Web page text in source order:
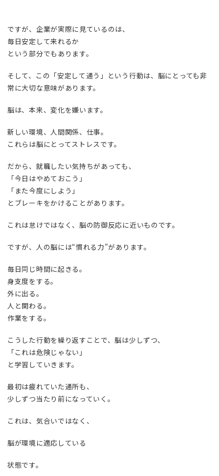
ですが、企業が実際に見ているのは、
毎日安定して来れるか
という部分でもあります。
そして、この「安定して通う」という行動は、脳にとっても非
常に大切な意味があります。
脳は、本来、変化を嫌います。
新しい環境、人間関係、仕事。
これらは脳にとってストレスです。
だから、就職したい気持ちがあっても、
「今日はやめておこう」
「また今度にしよう」
とブレーキをかけることがあります。
これは怠けではなく、脳の防御反応に近いものです。
ですが、人の脳には“慣れる力”があります。
毎日同じ時間に起きる。
身支度をする。
外に出る。
人と関わる。
作業をする。
こうした行動を繰り返すことで、脳は少しずつ、
「これは危険じゃない」
と学習していきます。
最初は疲れていた通所も、
少しずつ当たり前になっていく。
これは、気合いではなく、
脳が環境に適応している
状態です。